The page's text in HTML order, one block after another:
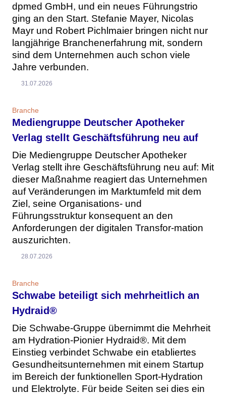
dpmed GmbH, und ein neues Führungstrio
ging an den Start. Stefanie Mayer, Nicolas
Mayr und Robert Pichlmaier bringen nicht nur
langjährige Branchenerfahrung mit, sondern
sind dem Unternehmen auch schon viele
Jahre verbunden.
31.07.2026
Branche
Mediengruppe Deutscher Apotheker
Verlag stellt Geschäftsführung neu auf
Die Mediengruppe Deutscher Apotheker
Verlag stellt ihre Geschäftsführung neu auf: Mit
dieser Maßnahme reagiert das Unternehmen
auf Veränderungen im Marktumfeld mit dem
Ziel, seine Organisations- und
Führungsstruktur konsequent an den
Anforderungen der digitalen Transfor-mation
auszurichten.
28.07.2026
Branche
Schwabe beteiligt sich mehrheitlich an
Hydraid®
Die Schwabe-Gruppe übernimmt die Mehrheit
am Hydration-Pionier Hydraid®. Mit dem
Einstieg verbindet Schwabe ein etabliertes
Gesundheitsunternehmen mit einem Startup
im Bereich der funktionellen Sport-Hydration
und Elektrolyte. Für beide Seiten sei dies ein